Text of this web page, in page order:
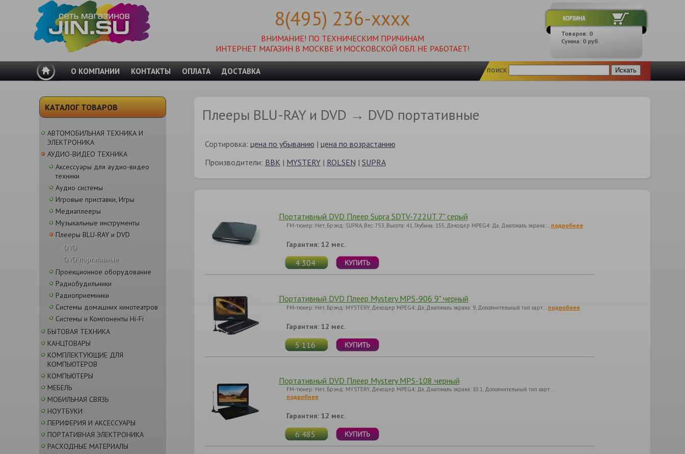
8(495) 236-xxxx
ВНИМАНИЕ! ПО ТЕХНИЧЕСКИМ ПРИЧИНАМ
ИНТЕРНЕТ МАГАЗИН В МОСКВЕ И МОСКОВСКОЙ ОБЛ. НЕ РАБОТАЕТ!
Товаров: 0
Сумма: 0руб.
О КОМПАНИИ КОНТАКТЫ ОПЛАТА ДОСТАВКА ПОИСК
КАТАЛОГ ТОВАРОВ
АВТОМОБИЛЬНАЯ ТЕХНИКА И
ЭЛЕКТРОНИКА
АУДИО-ВИДЕО ТЕХНИКА
Аксессуары для аудио-видео
техники
Аудио системы
Игровые приставки, Игры
Медиаплееры
Музыкальные инструменты
Плееры BLU-RAY и DVD
DVD
DVD портативные
Проекционное оборудование
Радиобудильники
Радиоприемники
Системы домашних кинотеатров
Системы и Компоненты Hi-Fi
БЫТОВАЯ ТЕХНИКА
КАНЦТОВАРЫ
КОМПЛЕКТУЮЩИЕ ДЛЯ
КОМПЬЮТЕРОВ
КОМПЬЮТЕРЫ
МЕБЕЛЬ
МОБИЛЬНАЯ СВЯЗЬ
НОУТБУКИ
ПЕРИФЕРИЯ И АКСЕССУАРЫ
ПОРТАТИВНАЯ ЭЛЕКТРОНИКА
РАСХОДНЫЕ МАТЕРИАЛЫ
Плееры BLU-RAY и DVD → DVD портативные
Сортировка: цена по убыванию | цена по возрастанию
Производители: BBK | MYSTERY| ROLSEN | SUPRA
Портативный DVD Плеер Supra SDTV-722UT 7" серый
FM-тюнер: Нет, Брэнд: SUPRA, Вес: 753, Высота: 41, Глубина: 155, Декодер MPEG4: Да, Диагональ экрана:… подробнее
Гарантия: 12 мес.
4 304
Портативный DVD Плеер Mystery MPS-906 9" черный
FM-тюнер: Нет, Брэнд: MYSTERY, Декодер MPEG4: Да, Диагональ экрана: 9, Дополнительный тип карт… подробнее
Гарантия: 12 мес.
5 116
Портативный DVD Плеер Mystery MPS-108 черный
FM-тюнер: Нет, Брэнд: MYSTERY, Декодер MPEG4: Да, Диагональ экрана: 10.1, Дополнительный тип карт…
подробнее
Гарантия: 12 мес.
6 485